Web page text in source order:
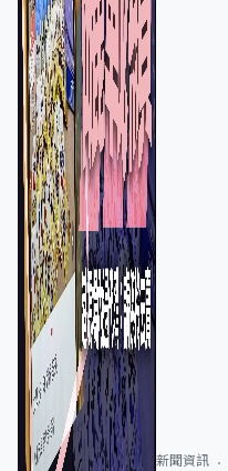
新聞資訊